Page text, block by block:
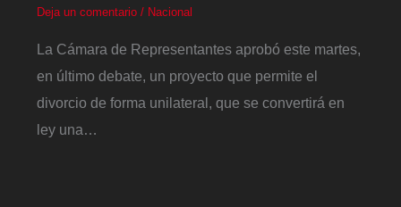
Deja un comentario / Nacional
La Cámara de Representantes aprobó este martes,
en último debate, un proyecto que permite el
divorcio de forma unilateral, que se convertirá en
ley una…